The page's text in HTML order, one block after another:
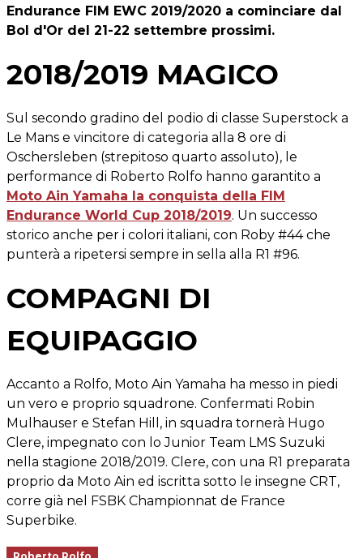
Endurance FIM EWC 2019/2020 a cominciare dal
Bol d'Or del 21-22 settembre prossimi.
2018/2019 MAGICO
Sul secondo gradino del podio di classe Superstock a
Le Mans e vincitore di categoria alla 8 ore di
Oschersleben (strepitoso quarto assoluto), le
performance di Roberto Rolfo hanno garantito a
Moto Ain Yamaha la conquista della FIM
Endurance World Cup 2018/2019. Un successo
storico anche per i colori italiani, con Roby #44 che
punterà a ripetersi sempre in sella alla R1 #96.
COMPAGNI DI
EQUIPAGGIO
Accanto a Rolfo, Moto Ain Yamaha ha messo in piedi
un vero e proprio squadrone. Confermati Robin
Mulhauser e Stefan Hill, in squadra tornerà Hugo
Clere, impegnato con lo Junior Team LMS Suzuki
nella stagione 2018/2019. Clere, con una R1 preparata
proprio da Moto Ain ed iscritta sotto le insegne CRT,
corre già nel FSBK Championnat de France
Superbike.